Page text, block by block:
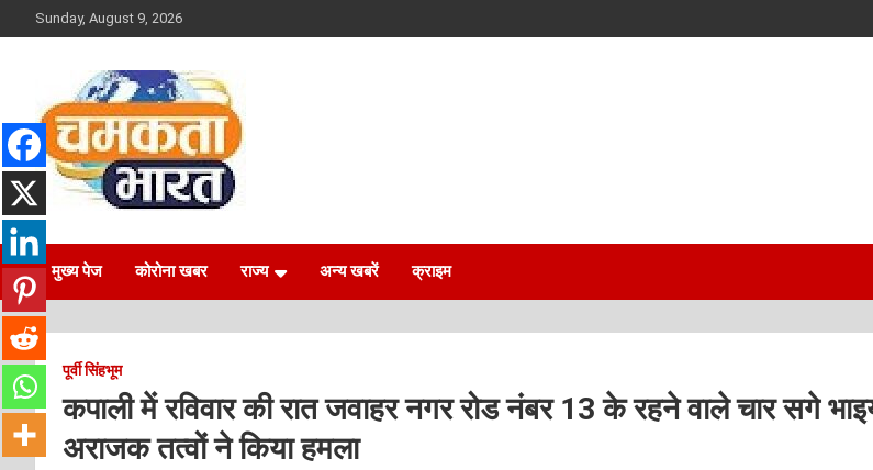
to
Sunday, August 9, 2026
CHAMAKTA BHARAT
NEWS
मुख्य पेज कोरोना खबर राज्य अन्य खबरें क्राइम
पूर्वी सिंहभूम
कपाली में रविवार की रात जवाहर नगर रोड नंबर 13 के रहने वाले चार सगे
अराजक तत्वों ने किया हमला